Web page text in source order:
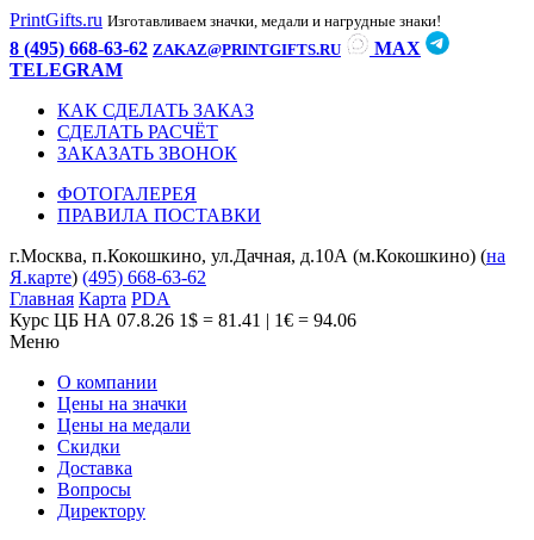
PrintGifts.ru Изготавливаем значки, медали и нагрудные знаки!
8 (495) 668-63-62 ZAKAZ@PRINTGIFTS.RU
MAX
TELEGRAM
КАК СДЕЛАТЬ ЗАКАЗ
СДЕЛАТЬ РАСЧЁТ
ЗАКАЗАТЬ ЗВОНОК
ФОТОГАЛЕРЕЯ
ПРАВИЛА ПОСТАВКИ
г.Москва, п.Кокошкино, ул.Дачная, д.10А (м.Кокошкино) (на
Я.карте) (495) 668-63-62
Главная Карта PDA
Курс ЦБ НА 07.8.26 1$ = 81.41 | 1€ = 94.06
Меню
О компании
Цены на значки
Цены на медали
Скидки
Доставка
Вопросы
Директору